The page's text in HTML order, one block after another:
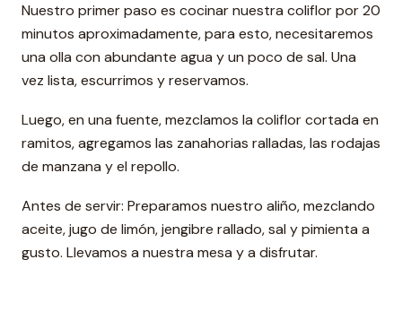
Nuestro primer paso es cocinar nuestra coliflor por 20
minutos aproximadamente, para esto, necesitaremos
una olla con abundante agua y un poco de sal. Una
vez lista, escurrimos y reservamos.
Luego, en una fuente, mezclamos la coliflor cortada en
ramitos, agregamos las zanahorias ralladas, las rodajas
de manzana y el repollo.
Antes de servir: Preparamos nuestro aliño, mezclando
aceite, jugo de limón, jengibre rallado, sal y pimienta a
gusto. Llevamos a nuestra mesa y a disfrutar.